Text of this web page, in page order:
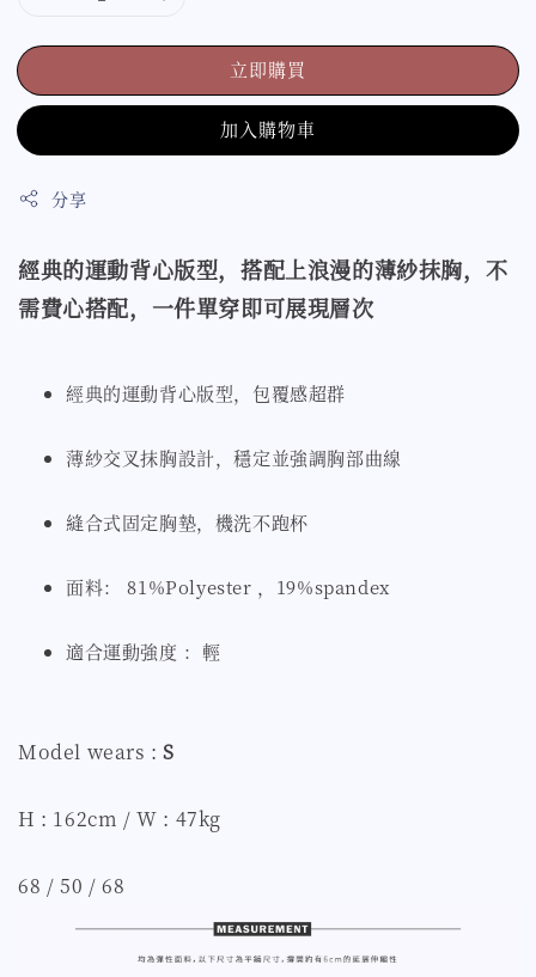
立即購買
加入購物車
分享
經典的運動背心版型，搭配上浪漫的薄紗抹胸，不
需費心搭配，一件單穿即可展現層次
經典的運動背心版型，包覆感超群
薄紗交叉抹胸設計，穩定並強調胸部曲線
縫合式固定胸墊，機洗不跑杯
面料： 81%Polyester ，19%spandex
適合運動強度 ：輕
Model wears :S
H : 162cm / W : 47kg
68 / 50 / 68